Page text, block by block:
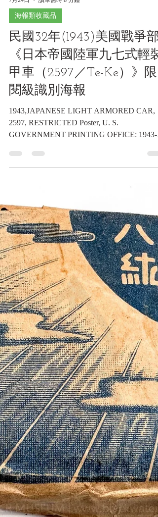
7月24日 讀畢需時 8 分鐘
海報類收藏品
民國32年(1943)美國戰爭部
《日本帝國陸軍九七式輕裝
甲車（2597／Te-Ke）》限
閱級識別海報
1943,JAPANESE LIGHT ARMORED CAR,
556824 民國32年(1943)美國戰爭部《日本帝
級識別海報《Black Water Museum Collections
黑水博物館館藏》 1. 基本資料 文物名稱：
國32年(1943)美國戰爭部《日本帝國陸軍九
式輕裝甲車（2597／Te-Ke）》限閱級識別
報 英文名稱： Japanese Light Armored Car,
2597 — Restricted Recognition Poster, 1943 發
日期： 民國32年(1943) 文物作者： 美國戰爭
部（War Department）編製 發行單位： 美國
爭部發行；美國聯邦政府印務局（U.S.
Government Printing Office）印製 發行地點：
美國 文物形式： 紙本橫式軍用裝甲車輛識
教學海報，